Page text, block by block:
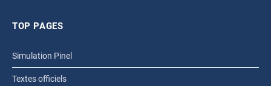
TOP PAGES
Simulation Pinel
Textes officiels